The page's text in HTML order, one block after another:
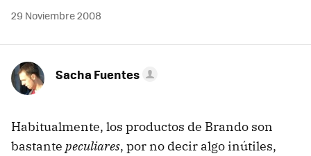
29 Noviembre 2008
Sacha Fuentes
Habitualmente, los productos de Brando son
bastante peculiares, por no decir algo inútiles,